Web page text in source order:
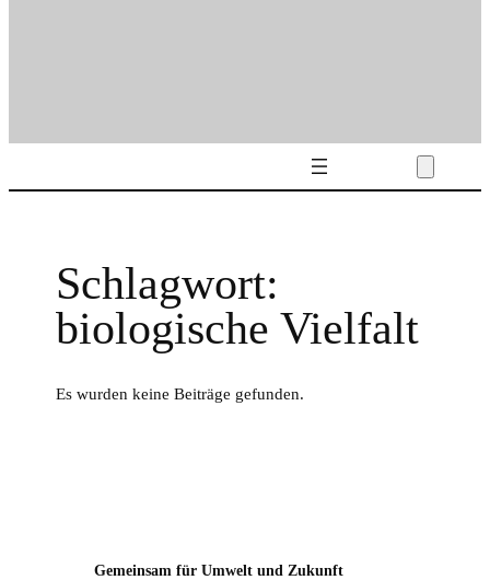
Schlagwort:
biologische Vielfalt
Es wurden keine Beiträge gefunden.
Gemeinsam für Umwelt und Zukunft